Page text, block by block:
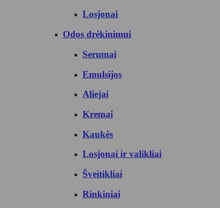
Losjonai
Odos drėkinimui
Serumai
Emulsijos
Aliejai
Kremai
Kaukės
Losjonai ir valikliai
Šveitikliai
Rinkiniai